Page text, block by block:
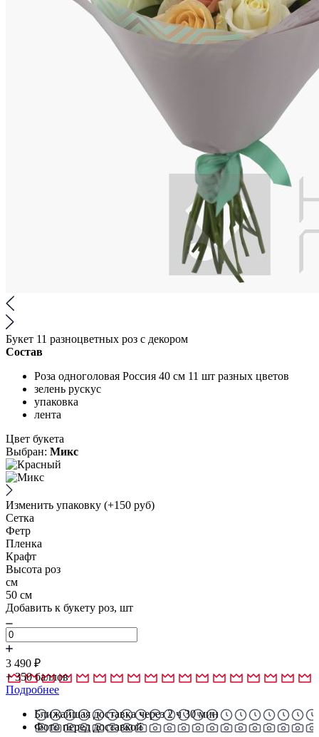
Букет 11 разноцветных роз с декором
Состав
Роза одноголовая Россия 40 см 11 шт разных цветов
зелень рускус
упаковка
лента
Цвет букета
Выбран: Микс
Изменить упаковку (+150 руб)
Сетка
Фетр
Пленка
Крафт
Высота роз
см
50 см
Добавить к букету роз, шт
3 490 ₽
+350баллов
Подробнее
Ближайшая доставка через 2 ч 30 мин
Фото перед доставкой